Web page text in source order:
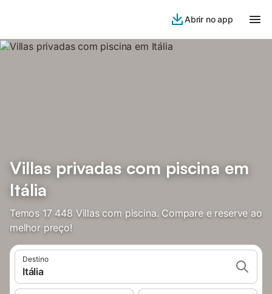
Abrir no app
Villas privadas com piscina em
Itália
Temos 17 448 Villas com piscina. Compare e reserve ao
melhor preço!
Destino
Itália